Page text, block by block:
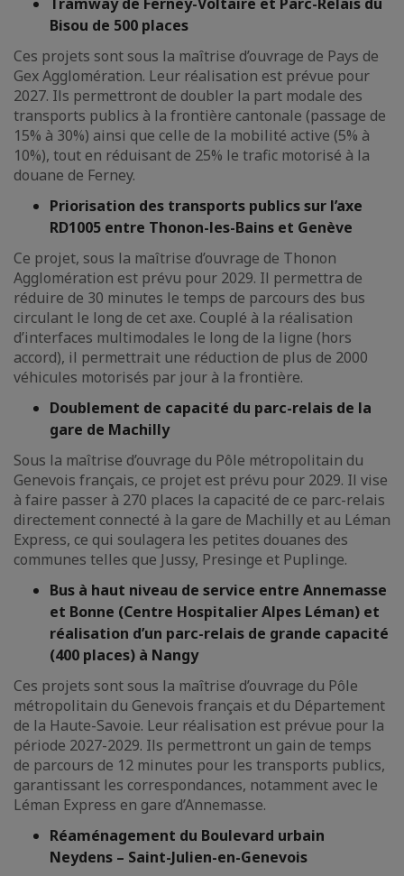
Bisou de 500 places
Ces projets sont sous la maîtrise d’ouvrage de Pays de
Gex Agglomération. Leur réalisation est prévue pour
2027. Ils permettront de doubler la part modale des
transports publics à la frontière cantonale (passage de
15% à 30%) ainsi que celle de la mobilité active (5% à
10%), tout en réduisant de 25% le trafic motorisé à la
douane de Ferney.
Priorisation des transports publics sur l’axe
RD1005 entre Thonon-les-Bains et Genève
Ce projet, sous la maîtrise d’ouvrage de Thonon
Agglomération est prévu pour 2029. Il permettra de
réduire de 30 minutes le temps de parcours des bus
circulant le long de cet axe. Couplé à la réalisation
d’interfaces multimodales le long de la ligne (hors
accord), il permettrait une réduction de plus de 2000
véhicules motorisés par jour à la frontière.
Doublement de capacité du parc-relais de la
gare de Machilly
Sous la maîtrise d’ouvrage du Pôle métropolitain du
Genevois français, ce projet est prévu pour 2029. Il vise
à faire passer à 270 places la capacité de ce parc-relais
directement connecté à la gare de Machilly et au Léman
Express, ce qui soulagera les petites douanes des
communes telles que Jussy, Presinge et Puplinge.
Bus à haut niveau de service entre Annemasse
et Bonne (Centre Hospitalier Alpes Léman) et
réalisation d’un parc-relais de grande capacité
(400 places) à Nangy
Ces projets sont sous la maîtrise d’ouvrage du Pôle
métropolitain du Genevois français et du Département
de la Haute-Savoie. Leur réalisation est prévue pour la
période 2027-2029. Ils permettront un gain de temps
de parcours de 12 minutes pour les transports publics,
garantissant les correspondances, notamment avec le
Léman Express en gare d’Annemasse.
Réaménagement du Boulevard urbain
Neydens – Saint-Julien-en-Genevois